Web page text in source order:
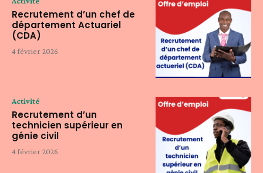
Recrutement d’un chef de
département Actuariel
(CDA)
4 février 2026
Activité
Recrutement d’un
technicien supérieur en
génie civil
4 février 2026